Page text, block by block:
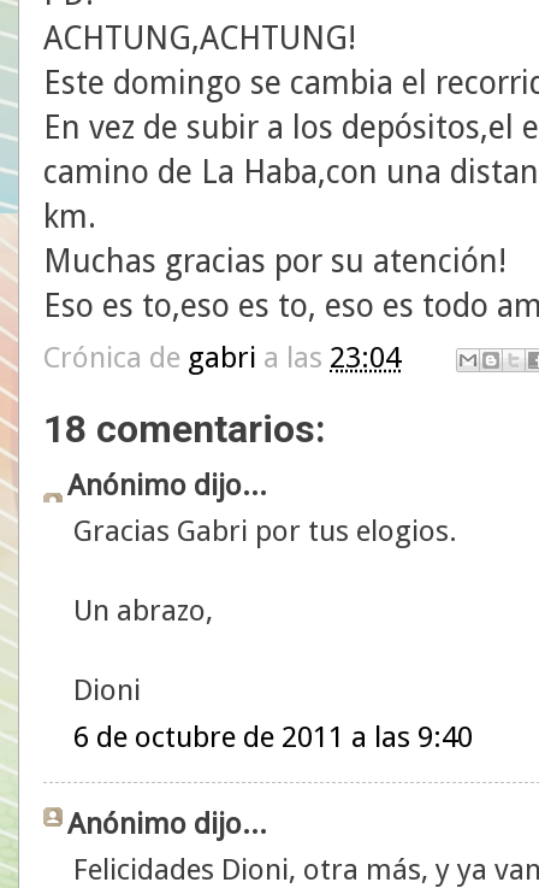
ACHTUNG,ACHTUNG!
Este domingo se cambia el
En vez de subir a los
camino de La Haba,con una
km.
Muchas gracias por su atención!
Eso es to,eso es to, eso es todo
Crónica de gabri a las 23:04
18 comentarios:
Anónimo dijo...
Gracias Gabri por tus elogios.
Un abrazo,
Dioni
6 de octubre de 2011 a las 9:40
Anónimo dijo...
Felicidades Dioni, otra más, y ya